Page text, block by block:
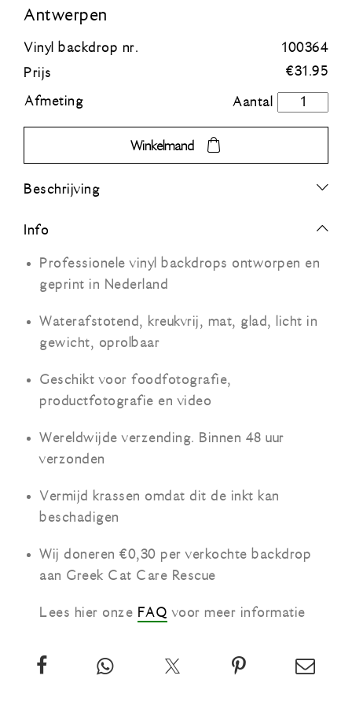
Oranje
Antwerpen
Vinyl backdrop nr.
Prijs
100364
€31.95
Afmeting
Antwerpen
Winkelmand
Beschrijving
Info
Professionele vinyl backdrops ontworpen en
geprint in Nederland
Waterafstotend, kreukvrij, mat, glad, licht in
gewicht, oprolbaar
Geschikt voor foodfotografie,
productfotografie en video
Wereldwijde verzending. Binnen 48 uur
verzonden
Vermijd krassen omdat dit de inkt kan
beschadigen
Wij doneren €0,30 per verkochte backdrop
aan Greek Cat Care Rescue
Lees hier onze FAQ voor meer informatie